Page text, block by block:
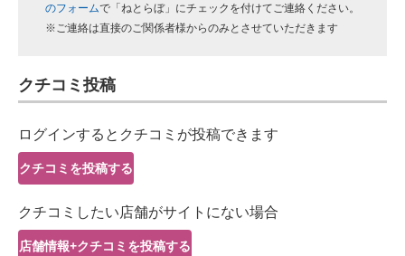
マーケ×ITの今がよく分かる
企業向けIT製品の総合サイト
IT製品の技術・比較・事例
製造業のIT導入・活用を支援
モノづくり技術者専門サイト
のフォームで「ねとらぼ」にチェックを付けてご連絡ください。
※ご連絡は直接のご関係者様からのみとさせていただきます
クチコミ投稿
ログインするとクチコミが投稿できます
クチコミを投稿する
クチコミしたい店舗がサイトにない場合
店舗情報+クチコミを投稿する